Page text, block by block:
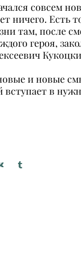
совсем
ничего. Есть
там, после
героя,
и новые
в